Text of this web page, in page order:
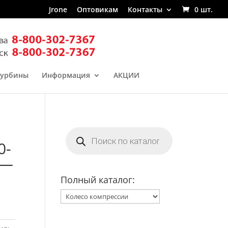
Jrone Оптовикам Контакты 0 шт.
Информация АКЦИИ
товаров
Полный каталог: